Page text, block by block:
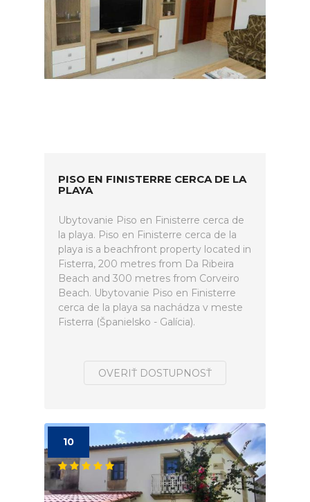
PISO EN FINISTERRE CERCA DE LA
PLAYA
Ubytovanie Piso en Finisterre cerca de
la playa. Piso en Finisterre cerca de la
playa is a beachfront property located in
Fisterra, 200 metres from Da Ribeira
Beach and 300 metres from Corveiro
Beach. Ubytovanie Piso en Finisterre
cerca de la playa sa nachádza v meste
Fisterra (Španielsko - Galícia).
OVERIŤ DOSTUPNOSŤ
10